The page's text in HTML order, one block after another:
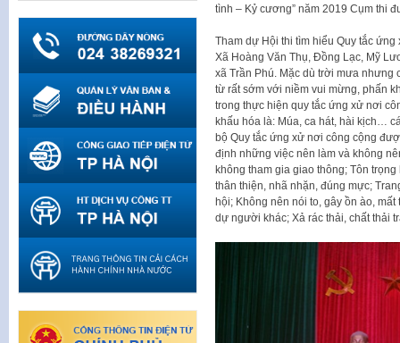
tình – Kỷ cương” năm 2019 Cụm thi
Tham dự Hội thi tìm hiểu Quy tắc
Xã Hoàng Văn Thụ, Đồng Lạc, Mỹ
xã Trần Phú. Mặc dù trời mưa nhưng
từ rất sớm với niềm vui mừng, phấn
trong thực hiện quy tắc ứng xử nơi
khấu hóa là: Múa, ca hát, hài kịch…
bộ Quy tắc ứng xử nơi công cộng
định những việc nên làm và không
không tham gia giao thông; Tôn
thân thiện, nhã nhặn, đúng mực;
hội; Không nên nói to, gây ồn ào,
dự người khác; Xả rác thải, chất thải